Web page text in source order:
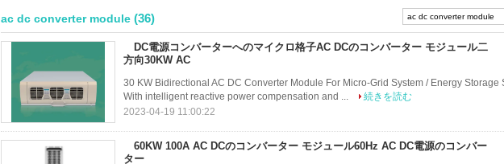
ac dc converter module (36)
DC電源コンバーターへのマイクロ格子AC DCのコンバーター モジュール二
方向30KW AC
30 KW Bidirectional AC DC Converter Module For Micro-Grid System / Energy Storage
With intelligent reactive power compensation and ...
続きを読む
2023-04-19 11:00:22
60KW 100A AC DCのコンバーター モジュール60Hz AC DC電源のコンバー
ター